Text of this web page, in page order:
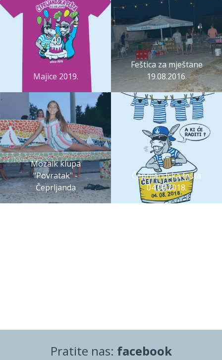
Majice 2019.
Feštica za mještane
19.08.2016.
Mozaik klupa
"Povratak" -
Čeprljanda
Čeprljandska fešta
04.08.2018.
Pratite nas: facebook